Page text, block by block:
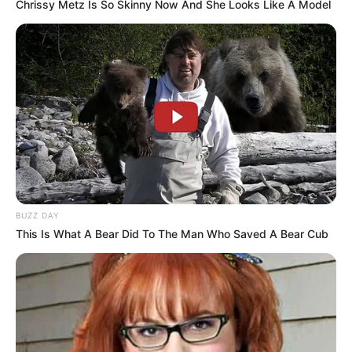
Kinderausflugsziele für Ebrach
Kindergeburtstag feiern
Schlösser und Burgen in und um Ebrach
Tagesausflugsziele für Ebrach
Bademöglichkeiten
Wandern
Kinoprogramm
Angebote für Behinderte
Aussichtstürme
Kletterparks
Tier- und Zooparks
Chrissy Metz Is So Skinny Now And She Looks Like A Model
BUZZ DAY
This Is What A Bear Did To The Man Who Saved A Bear Cub